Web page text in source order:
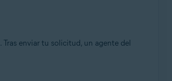
. Tras enviar tu solicitud, un agente del